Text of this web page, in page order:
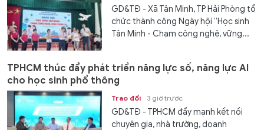
GD&TĐ - Xã Tân Minh, TP Hải Phòng tổ
chức thành công Ngày hội “Học sinh
Tân Minh - Chạm công nghệ, vững...
TPHCM thúc đẩy phát triển năng lực số, năng lực AI
cho học sinh phổ thông
Trao đổi 3 giờ trước
GD&TĐ - TPHCM đẩy mạnh kết nối
chuyên gia, nhà trường, doanh